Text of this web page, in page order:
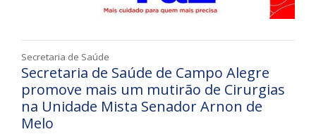
Secretaria de Saúde
Secretaria de Saúde de Campo Alegre
promove mais um mutirão de Cirurgias
na Unidade Mista Senador Arnon de
Melo